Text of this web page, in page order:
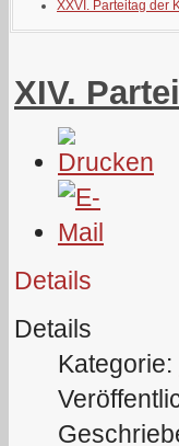
XXVI. Parteitag der
XIV.
Details
Details
Kategorie: